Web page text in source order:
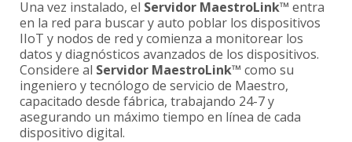
Una vez instalado, el Servidor MaestroLink™ entra
en la red para buscar y auto poblar los dispositivos
IIoT y nodos de red y comienza a monitorear los
datos y diagnósticos avanzados de los dispositivos.
Considere al Servidor MaestroLink™ como su
ingeniero y tecnólogo de servicio de Maestro,
capacitado desde fábrica, trabajando 24-7 y
asegurando un máximo tiempo en línea de cada
dispositivo digital.